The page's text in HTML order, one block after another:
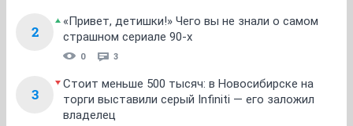
2
«Привет, детишки!» Чего вы не знали о самом
страшном сериале 90-х
0 3
3
Стоит меньше 500 тысяч: в Новосибирске на
торги выставили серый Infiniti — его заложил
владелец